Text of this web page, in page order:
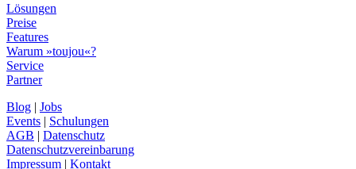
Lösungen
Preise
Features
Warum »toujou«?
Service
Partner
Blog | Jobs
Events | Schulungen
AGB | Datenschutz
Datenschutzvereinbarung
Impressum | Kontakt